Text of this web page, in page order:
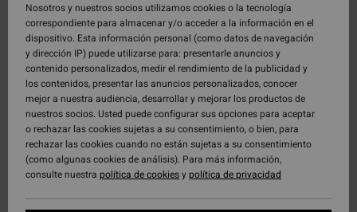
Nosotros y nuestros socios utilizamos cookies o la tecnología
correspondiente para almacenar y/o acceder a la información en el
dispositivo. Esta información personal (como datos de navegación
y dirección IP) puede utilizarse para: presentarle anuncios y
contenido personalizados, medir el rendimiento de la publicidad y
los contenidos, presentar las anuncios personalizados, conocer
mejor a nuestra audiencia, desarrollar y mejorar los productos de
nuestros socios. Usted puede configurar sus opciones para aceptar
o rechazar las cookies sujetas a su consentimiento, o bien, para
rechazar las cookies cuando no están sujetas a su consentimiento
(como algunas cookies de análisis). Para más información,
consulte nuestra política de cookiesypolítica de privacidad